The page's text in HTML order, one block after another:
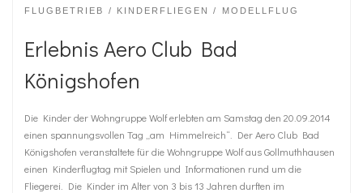
FLUGBETRIEB KINDERFLIEGEN MODELLFLUG
Erlebnis Aero Club Bad
Königshofen
Die Kinder der Wohngruppe Wolf erlebten am Samstag den 20.09.2014
einen spannungsvollen Tag „am Himmelreich“. Der Aero Club Bad
Königshofen veranstaltete für die Wohngruppe Wolf aus Gollmuthhausen
einen Kinderflugtag mit Spielen und Informationen rund um die
Fliegerei. Die Kinder im Alter von 3 bis 13 Jahren durften im